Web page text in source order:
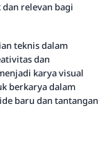
relevan bagi
teknis dalam
dan
karya visual
berkarya dalam
baru dan tantangan